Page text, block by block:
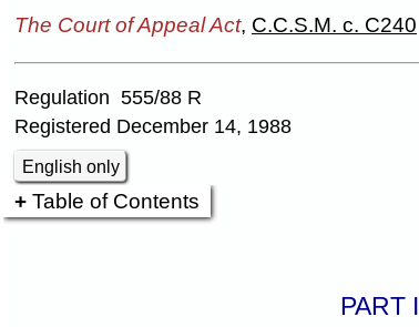
The Court of Appeal Act, C.C.S.M. c. C240
Regulation 555/88 R
Registered December 14, 1988
English only
Table of Contents
PART I